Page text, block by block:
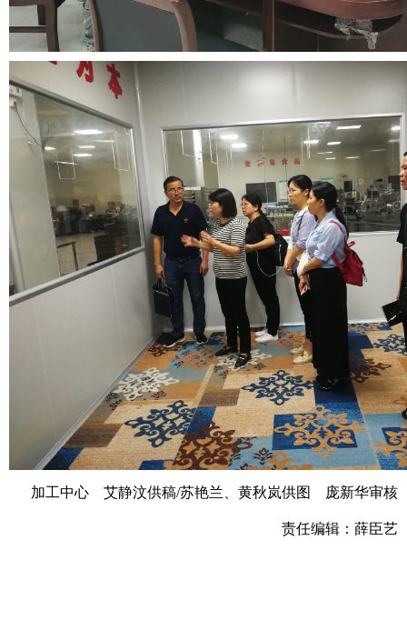
加工中心 艾静汶供稿/苏艳兰、黄秋岚供图 庞新华审核
责任编辑：薛臣艺